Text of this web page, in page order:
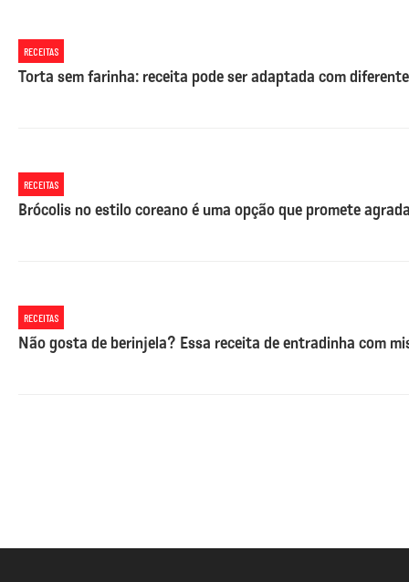
RECEITAS
Torta sem farinha: receita pode ser adaptada com
RECEITAS
Brócolis no estilo coreano é uma opção que promete
RECEITAS
Não gosta de berinjela? Essa receita de entradinha com